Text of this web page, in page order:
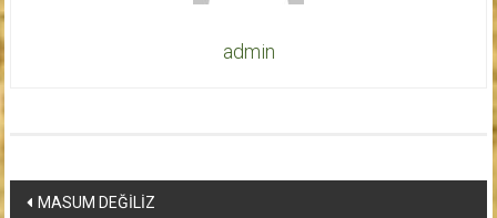
admin
Yazı
MASUM DEĞİLİZ